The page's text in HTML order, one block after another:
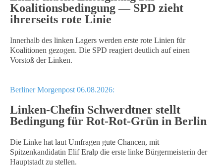
Koalitionsbedingung — SPD zieht
ihrerseits rote Linie
Innerhalb des linken Lagers werden erste rote Linien für
Koalitionen gezogen. Die SPD reagiert deutlich auf einen
Vorstoß der Linken.
Berliner Morgenpost 06.08.2026:
Linken-Chefin Schwerdtner stellt
Bedingung für Rot-Rot-Grün in Berlin
Die Linke hat laut Umfragen gute Chancen, mit
Spitzenkandidatin Elif Eralp die erste linke Bürgermeisterin der
Hauptstadt zu stellen.